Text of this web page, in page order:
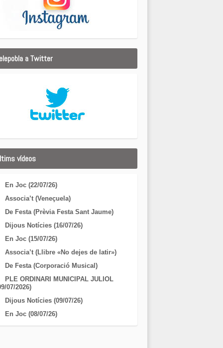
a Twitter
vídeos
En Joc (22/07/26)
Associa’t (Veneçuela)
De Festa (Prèvia Festa Sant Jaume)
Dijous Notícies (16/07/26)
En Joc (15/07/26)
Associa’t (Llibre «No dejes de latir»)
De Festa (Corporació Musical)
PLE ORDINARI MUNICIPAL JULIOL
07/2026)
Dijous Notícies (09/07/26)
En Joc (08/07/26)